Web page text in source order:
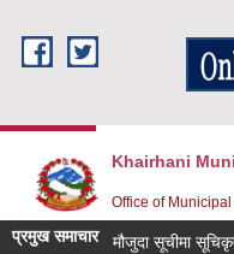
Khairhani
Office of
प्रमुख समाचारमौजुदा सूचीमा सूचिकृत